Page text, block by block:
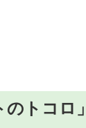
のトコ